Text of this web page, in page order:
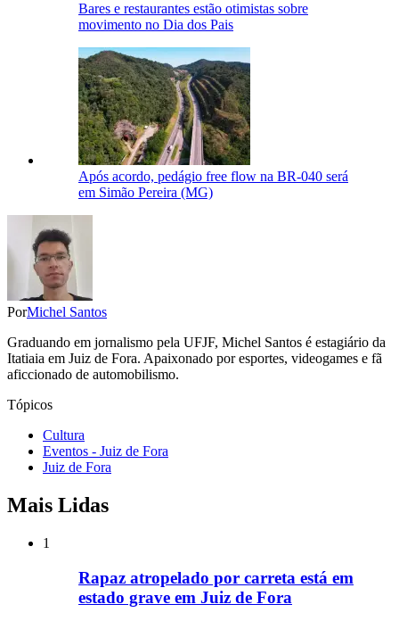
Bares e restaurantes estão otimistas sobre
movimento no Dia dos Pais
Após acordo, pedágio free flow na BR-040 será
em Simão Pereira (MG)
PorMichel Santos
Graduando em jornalismo pela UFJF, Michel Santos é estagiário da
Itatiaia em Juiz de Fora. Apaixonado por esportes, videogames e fã
aficcionado de automobilismo.
Tópicos
Cultura
Eventos - Juiz de Fora
Juiz de Fora
Mais Lidas
1
Rapaz atropelado por carreta está em
estado grave em Juiz de Fora